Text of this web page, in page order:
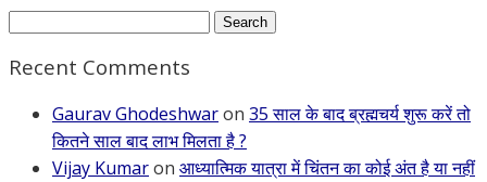
Search
Recent Comments
Gaurav Ghodeshwaron 35 साल के बाद ब्रह्मचर्य शुरू करें तो
कितने साल बाद लाभ मिलता है ?
Vijay Kumaron आध्यात्मिक यात्रा में चिंतन का कोई अंत है या नहीं